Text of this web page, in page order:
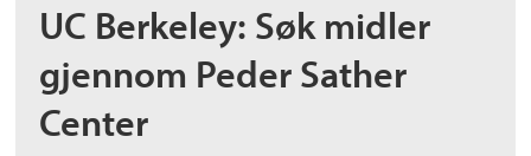
UC Berkeley: Søk midler
gjennom Peder Sather
Center